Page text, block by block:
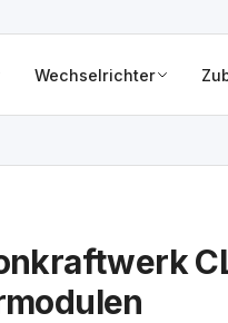
Wechselrichter